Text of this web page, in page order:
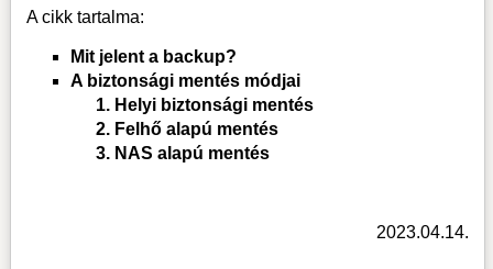
A cikk tartalma:
Mit jelent a backup?
A biztonsági mentés módjai
Helyi biztonsági mentés
Felhő alapú mentés
NAS alapú mentés
2023.04.14.